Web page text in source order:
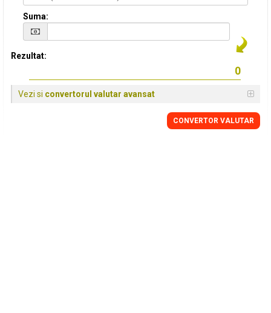
Suma:
Rezultat:
Vezi si convertorul valutar avansat
CONVERTOR VALUTAR